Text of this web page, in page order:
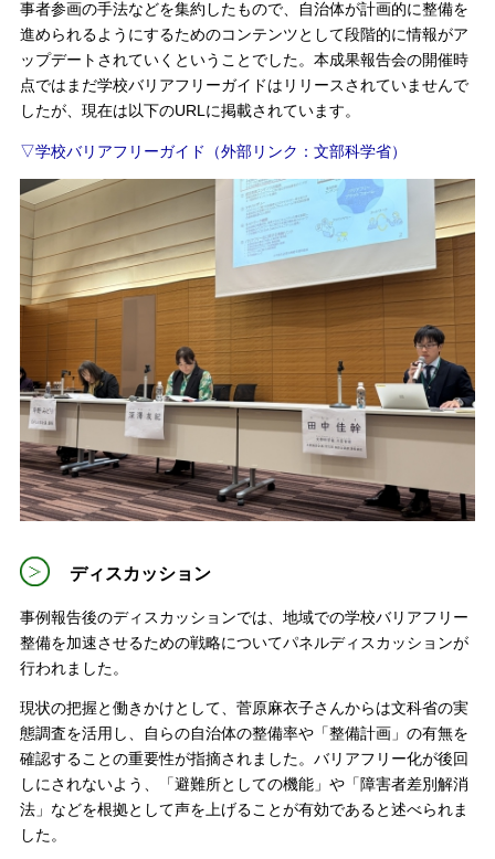
事者参画の手法などを集約したもので、自治体が計画的に整備を
進められるようにするためのコンテンツとして段階的に情報がア
ップデートされていくということでした。本成果報告会の開催時
点ではまだ学校バリアフリーガイドはリリースされていませんで
したが、現在は以下のURLに掲載されています。
▽学校バリアフリーガイド（外部リンク：文部科学省）
ディスカッション
事例報告後のディスカッションでは、地域での学校バリアフリー
整備を加速させるための戦略についてパネルディスカッションが
行われました。
現状の把握と働きかけとして、菅原麻衣子さんからは文科省の実
態調査を活用し、自らの自治体の整備率や「整備計画」の有無を
確認することの重要性が指摘されました。バリアフリー化が後回
しにされないよう、「避難所としての機能」や「障害者差別解消
法」などを根拠として声を上げることが有効であると述べられま
した。